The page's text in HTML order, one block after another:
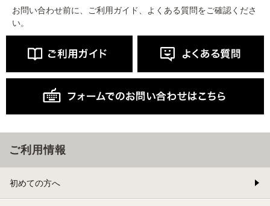
お問い合わせ前に、ご利用ガイド、よくある質問をご確認くださ
い。
ご利用情報
初めての方へ